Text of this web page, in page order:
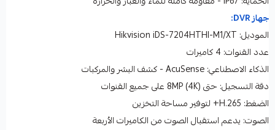
جهاز DVR:
الموديل: Hikvision iDS-7204HTHI-M1/XT
عدد القنوات: 4 كاميرات
الذكاء الاصطناعي: AcuSense - كشف البشر والمركبات
دقة التسجيل: حتى 8MP (4K) على جميع القنوات
الضغط: H.265+ لتوفير مساحة التخزين
الصوت: يدعم استقبال الصوت من الكاميرات الأربعة